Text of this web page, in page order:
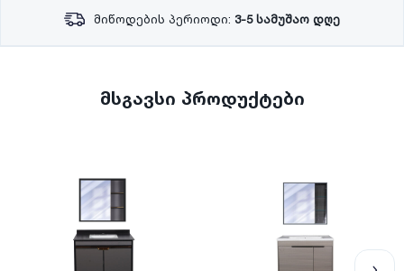
მიწოდების პერიოდი: 3-5 სამუშაო დღე
მსგავსი პროდუქტები